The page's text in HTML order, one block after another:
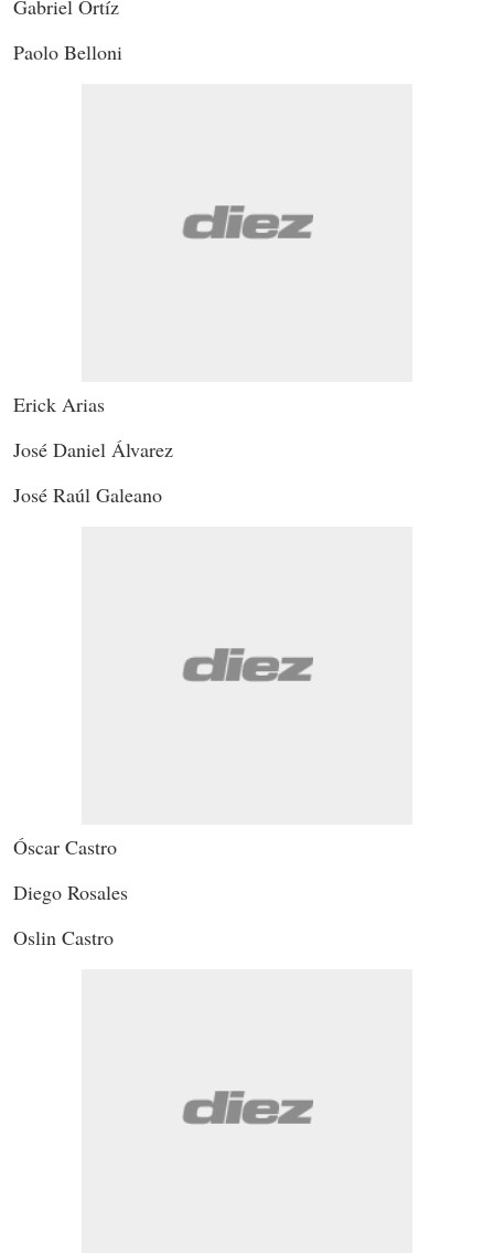
Gabriel Ortíz
Paolo Belloni
Erick Arias
José Daniel Álvarez
José Raúl Galeano
Óscar Castro
Diego Rosales
Oslin Castro